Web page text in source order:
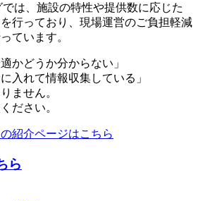
は、施設の特性や提供数に応じた
行っており、現場運営のご負担軽減
ています。
かどうか分からない」
入れて情報収集している」
ません。
ださい。
紹介ページはこちら
ら